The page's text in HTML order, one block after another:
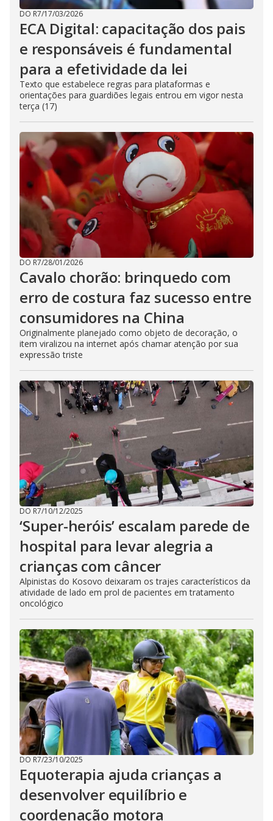
DO R7/17/03/2026
ECA Digital: capacitação dos pais
e responsáveis é fundamental
para a efetividade da lei
Texto que estabelece regras para plataformas e
orientações para guardiões legais entrou em vigor nesta
terça (17)
DO R7/28/01/2026
Cavalo chorão: brinquedo com
erro de costura faz sucesso entre
consumidores na China
Originalmente planejado como objeto de decoração, o
item viralizou na internet após chamar atenção por sua
expressão triste
DO R7/10/12/2025
‘Super-heróis’ escalam parede de
hospital para levar alegria a
crianças com câncer
Alpinistas do Kosovo deixaram os trajes característicos da
atividade de lado em prol de pacientes em tratamento
oncológico
DO R7/23/10/2025
Equoterapia ajuda crianças a
desenvolver equilíbrio e
coordenação motora